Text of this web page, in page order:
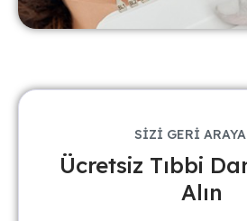
SİZİ GERİ
Ücretsiz Tıbbi
Alın